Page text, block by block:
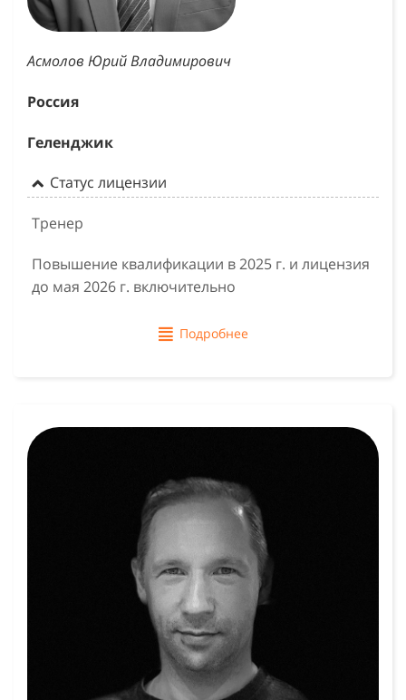
Асмолов Юрий Владимирович
Россия
Геленджик
Статус лицензии
Тренер
Повышение квалификации в 2025 г. и лицензия
до мая 2026 г. включительно
Подробнее